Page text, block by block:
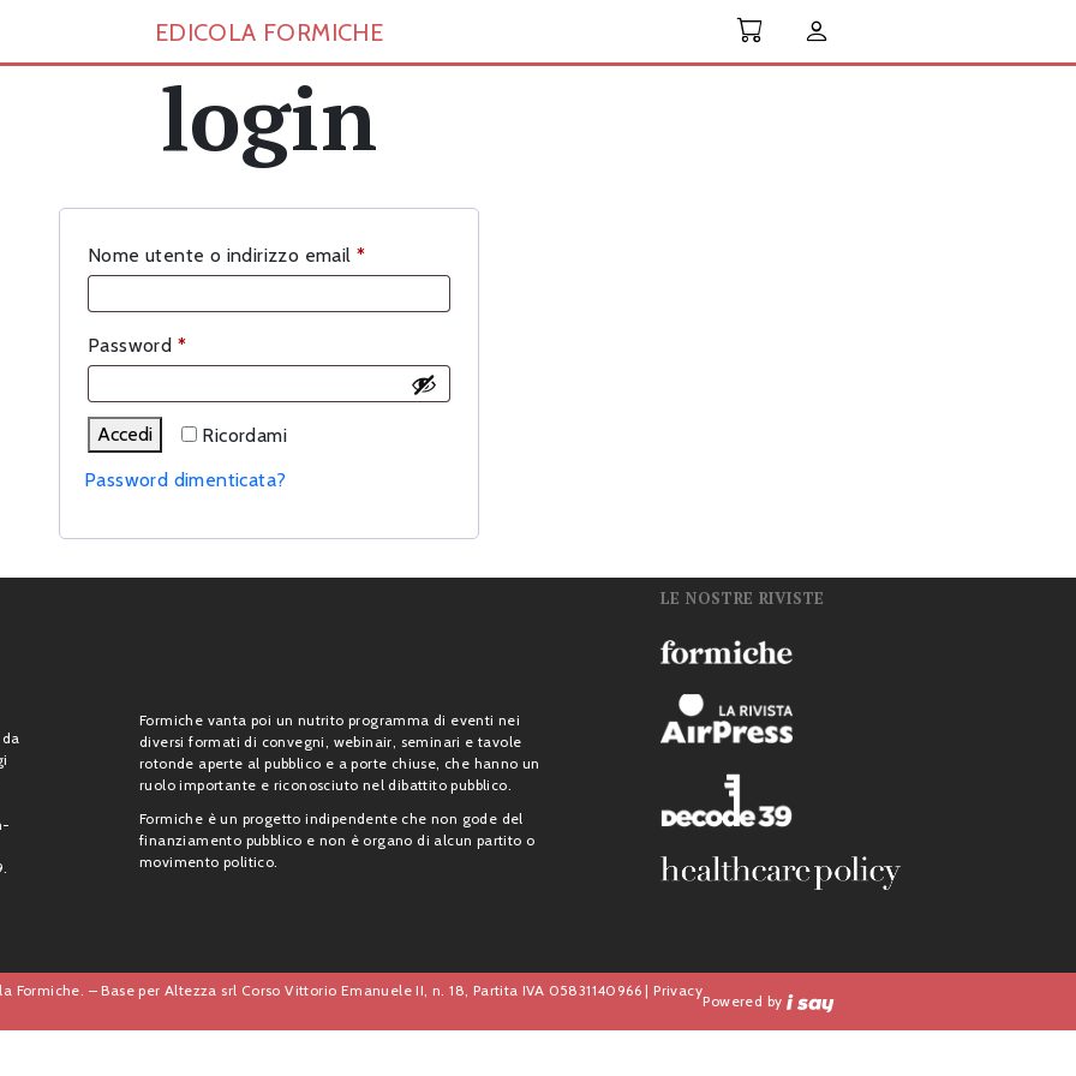
EDICOLA FORMICHE
login
Nome utente o indirizzo email *Richiesto
Password *Richiesto
Ricordami
Accedi
Password dimenticata?
Formiche vanta poi un nutrito programma di eventi nei
diversi formati di convegni, webinair, seminari e tavole
rotonde aperte al pubblico e a porte chiuse, che hanno un
ruolo importante e riconosciuto nel dibattito pubblico.
Formiche è un progetto indipendente che non gode del
finanziamento pubblico e non è organo di alcun partito o
movimento politico.
LE NOSTRE RIVISTE
Formiche. – Base per Altezza srl Corso Vittorio Emanuele II, n. 18, Partita IVA 05831140966 |Privacy
Powered by